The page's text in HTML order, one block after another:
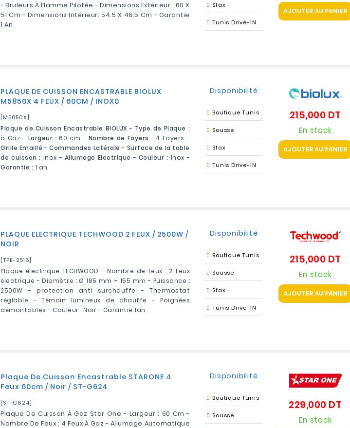
- Bruleurs À Flamme Pilotée - Dimensions Extérieur : 60 X
51 Cm - Dimensions Intérieur: 54.5 X 46.5 Cm - Garantie
1 An
Sfax
Tunis Drive-IN
AJOUTER AU PANIER
PLAQUE DE CUISSON ENCASTRABLE BIOLUX
M5850X 4 FEUX / 60CM / INOX0
[M5850X]
Plaque de Cuisson Encastrable BIOLUX - Type de Plaque :
à Gaz - Largeur : 60 cm - Nombre de Foyers : 4 Foyers -
Grille Emaillé - Commandes Latérale - Surface de la table
de cuisson : Inox - Allumage Electrique - Couleur : Inox -
Garantie : 1 an
Disponibilité
Boutique Tunis
Sousse
Sfax
Tunis Drive-IN
215,000 DT
En stock
AJOUTER AU PANIER
PLAQUE ELECTRIQUE TECHWOOD 2 FEUX / 2500W /
NOIR
[TPE-2516]
Plaque électrique TECHWOOD - Nombre de feux : 2 feux
électrique - Diamètre : Ø 185 mm + 155 mm - Puissance :
2500W - protection anti surchauffe - Thermostat
réglable - Témoin lumineux de chauffe - Poignées
démontables - Couleur : Noir - Garantie 1an
Disponibilité
Boutique Tunis
Sousse
Sfax
Tunis Drive-IN
215,000 DT
En stock
AJOUTER AU PANIER
Plaque De Cuisson Encastrable STARONE 4
Feux 60cm / Noir / ST-G624
[ST-G624]
Plaque De Cuisson À Gaz Star One - Largeur : 60 Cm -
Nombre De Feux : 4 Feux À Gaz - Allumage Automatique
Disponibilité
Boutique Tunis
Sousse
229,000 DT
En stock